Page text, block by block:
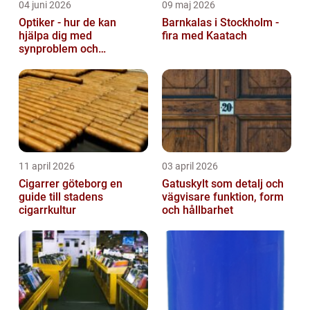
04 juni 2026
Optiker - hur de kan
hjälpa dig med
synproblem och
09 maj 2026
Barnkalas i Stockholm -
fira med Kaatach
11 april 2026
Cigarrer göteborg en
guide till stadens
cigarrkultur
03 april 2026
Gatuskylt som detalj och
vägvisare funktion, form
och hållbarhet